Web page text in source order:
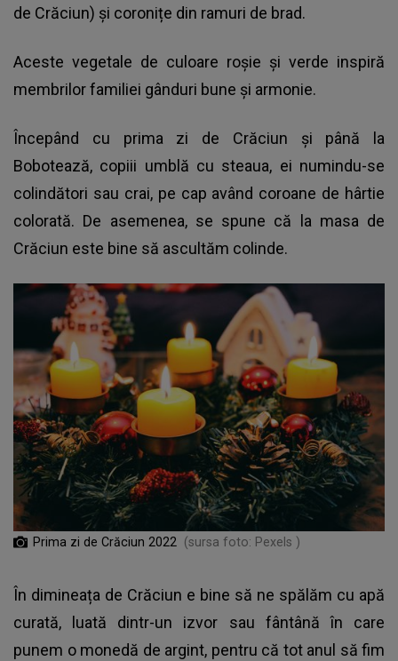
de Crăciun) și coronițe din ramuri de brad.
Aceste vegetale de culoare roșie și verde inspiră
membrilor familiei gânduri bune și armonie.
Începând cu prima zi de Crăciun și până la
Bobotează, copiii umblă cu steaua, ei numindu-se
colindători sau crai, pe cap având coroane de hârtie
colorată. De asemenea, se spune că la masa de
Crăciun este bine să ascultăm colinde.
Prima zi de Crăciun 2022 (sursa foto: Pexels )
În dimineața de Crăciun e bine să ne spălăm cu apă
curată, luată dintr-un izvor sau fântână în care
punem o monedă de argint, pentru că tot anul să fim